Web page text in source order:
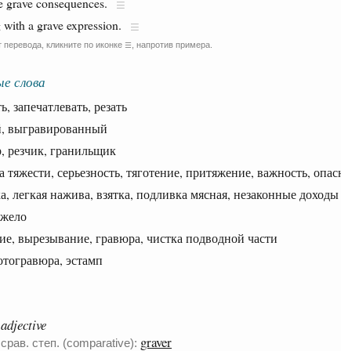
a grave expression.
кликните по иконке ☰ , напротив примера.
слова
резать
резчик, гранильщик
серьезность, тяготение, притяжение, важность,
нажива, взятка, подливка мясная, незаконные доходы
вырезывание, гравюра, чистка подводной части
эстамп
adjective
срав. степ. (comparative): graver